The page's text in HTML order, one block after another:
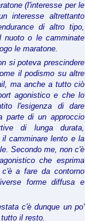
(l'interesse per le
interesse altrettanto
di altro tipo,
nuoto o le camminate
le maratone.
si poteva prescindere
il podismo su altre
ma anche a tutto ciò
agonistico e che lo
l'esigenza di dare
parte di un approccio
di lunga durata,
il camminare lento e la
Secondo me, non c'è
che esprima
a fare da contorno
forme diffusa e
c'è dunque un po'
il resto.